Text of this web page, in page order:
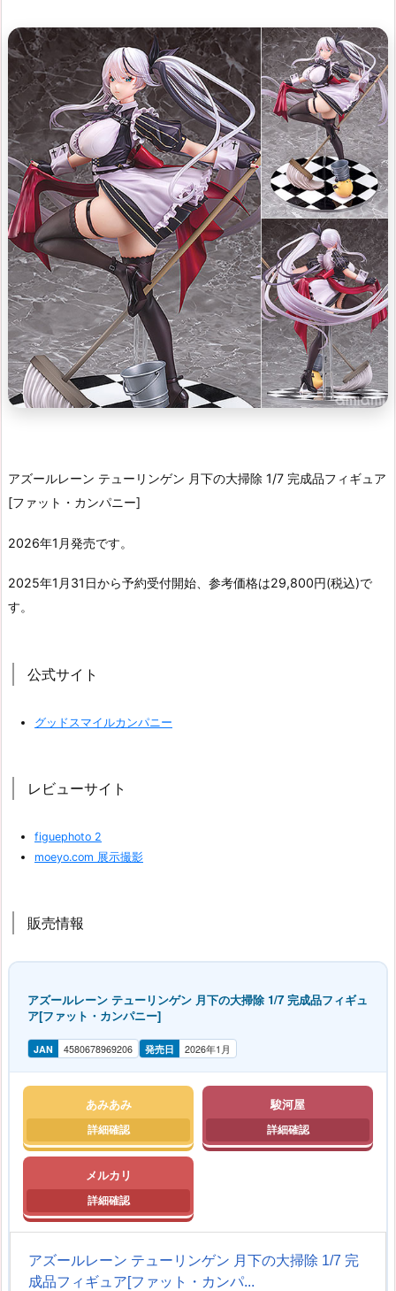
アズールレーン テューリンゲン 月下の大掃除 1/7 完成品フィギュア
[ファット・カンパニー]
2026年1月発売です。
2025年1月31日から予約受付開始、参考価格は29,800円(税込)で
す。
公式サイト
グッドスマイルカンパニー
レビューサイト
figuephoto 2
moeyo.com 展示撮影
販売情報
アズールレーン テューリンゲン 月下の大掃除 1/7 完成品フィギュ
ア[ファット・カンパニー]
JAN 4580678969206 発売日 2026年1月
あみあみ 駿河屋
メルカリ
アズールレーン テューリンゲン 月下の大掃除 1/7 完
成品フィギュア[ファット・カンパ...